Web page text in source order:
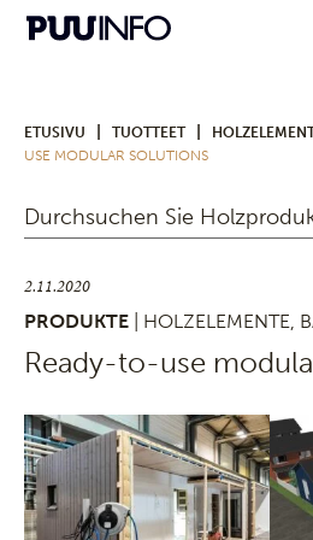
ETUSIVU TUOTTEET
USE MODULAR SOLUTIONS
Durchsuchen Sie
2.11.2020
PRODUKTE
| HOLZELEMENTE,
Ready-to-use